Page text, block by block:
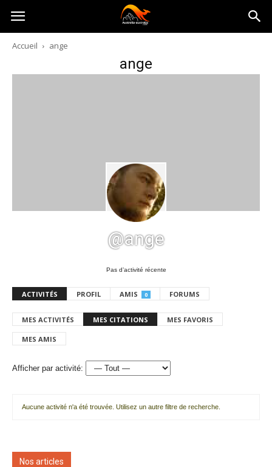
Australia-
australie.com
Accueil ange
ange
@ange
Pas d’activité récente
ACTIVITÉS PROFIL AMIS 0 FORUMS
MES ACTIVITÉS MES CITATIONS MES FAVORIS
MES AMIS
Afficher par activité:
Aucune activité n'a été trouvée. Utilisez un autre filtre de recherche.
Nos articles